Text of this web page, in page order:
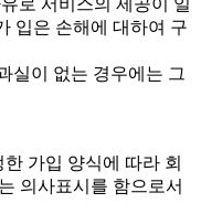
로 서비스의 제공이 일
입은 손해에 대하여 구
실이 없는 경우에는 그
가입 양식에 따라 회
의사표시를 함으로서